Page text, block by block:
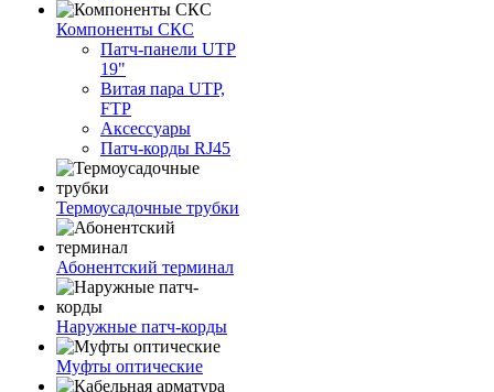
Компоненты СКС
Патч-панели UTP
19"
Витая пара UTP,
FTP
Аксессуары
Патч-корды RJ45
Термоусадочные трубки
Абонентский терминал
Наружные патч-корды
Муфты оптические